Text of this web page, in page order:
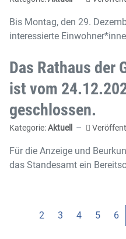
Bis Montag, den 29.
interessierte
Das Rathaus der
ist vom
geschlossen.
Kategorie:Aktuell
Für die Anzeige und
das Standesamt ein
2 3 4 5 6